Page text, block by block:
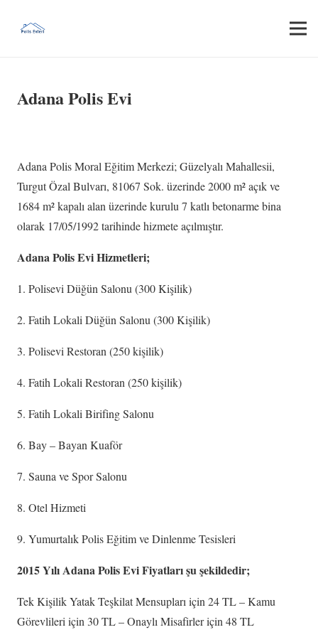
Adana Polis Evi
Adana Polis Moral Eğitim Merkezi; Güzelyalı Mahallesii,
Turgut Özal Bulvarı, 81067 Sok. üzerinde 2000 m² açık ve
1684 m² kapalı alan üzerinde kurulu 7 katlı betonarme bina
olarak 17/05/1992 tarihinde hizmete açılmıştır.
Adana Polis Evi Hizmetleri;
1. Polisevi Düğün Salonu (300 Kişilik)
2. Fatih Lokali Düğün Salonu (300 Kişilik)
3. Polisevi Restoran (250 kişilik)
4. Fatih Lokali Restoran (250 kişilik)
5. Fatih Lokali Birifing Salonu
6. Bay – Bayan Kuaför
7. Sauna ve Spor Salonu
8. Otel Hizmeti
9. Yumurtalık Polis Eğitim ve Dinlenme Tesisleri
2015 Yılı Adana Polis Evi Fiyatları şu şekildedir;
Tek Kişilik Yatak Teşkilat Mensupları için 24 TL – Kamu
Görevlileri için 30 TL – Onaylı Misafirler için 48 TL